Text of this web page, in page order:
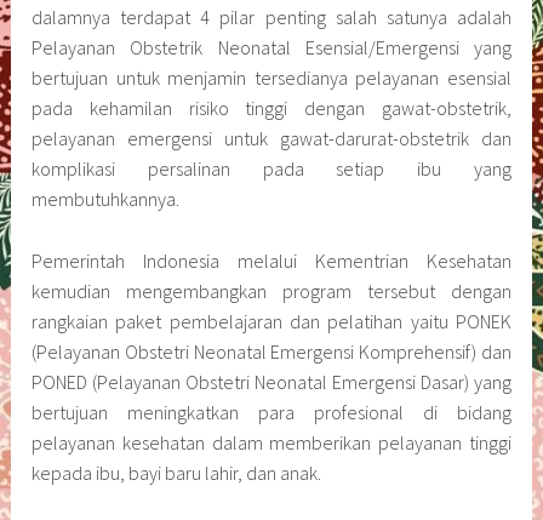
dalamnya terdapat 4 pilar penting salah satunya adalah
Pelayanan Obstetrik Neonatal Esensial/Emergensi yang
bertujuan untuk menjamin tersedianya pelayanan esensial
pada kehamilan risiko tinggi dengan gawat-obstetrik,
pelayanan emergensi untuk gawat-darurat-obstetrik dan
komplikasi persalinan pada setiap ibu yang
membutuhkannya.
Pemerintah Indonesia melalui Kementrian Kesehatan
kemudian mengembangkan program tersebut dengan
rangkaian paket pembelajaran dan pelatihan yaitu PONEK
(Pelayanan Obstetri Neonatal Emergensi Komprehensif) dan
PONED (Pelayanan Obstetri Neonatal Emergensi Dasar) yang
bertujuan meningkatkan para profesional di bidang
pelayanan kesehatan dalam memberikan pelayanan tinggi
kepada ibu, bayi baru lahir, dan anak.